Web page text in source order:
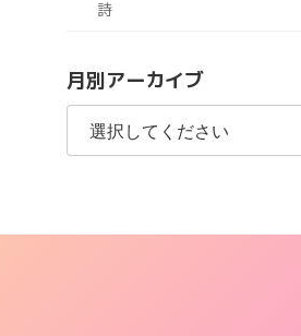
詩
月別アーカイブ